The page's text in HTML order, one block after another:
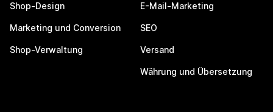
Shop-Design
Marketing und Conversion
Shop-Verwaltung
E-Mail-Marketing
SEO
Versand
Währung und Übersetzung